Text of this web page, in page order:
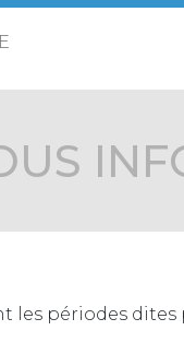
les périodes